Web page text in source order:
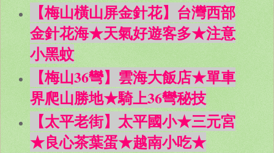
【梅山橫山屏金針花】台灣西部
金針花海★天氣好遊客多★注意
小黑蚊
【梅山36彎】雲海大飯店★單車
界爬山勝地★騎上36彎秘技
【太平老街】太平國小★三元宮
★良心茶葉蛋★越南小吃★